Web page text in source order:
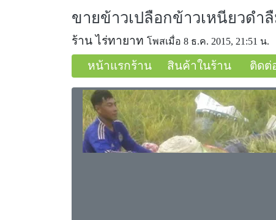
ขายข้าวเปลือกข้าวเหนียวดำ
ร้าน ไร่ทายาท โพสเมื่อ 8 ธ.ค. 2015, 21:51 น.
หน้าแรกร้าน สินค้าในร้าน ติดต่